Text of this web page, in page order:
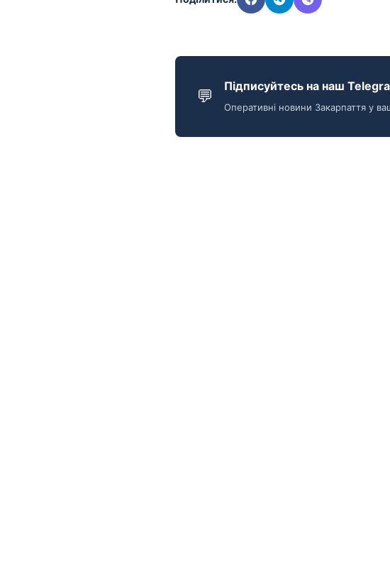
💬 Підписуйтесь на наш
Оперативні новини Закарпаття у